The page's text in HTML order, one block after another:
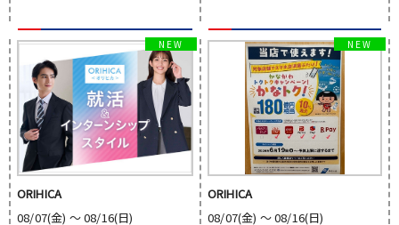
ORIHICA
08/07(金) 〜 08/16(日)
ORIHICA
08/07(金) 〜 08/16(日)